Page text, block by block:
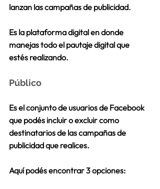
lanzan las campañas de publicidad.
Es la plataforma digital en donde
manejas todo el pautaje digital que
estés realizando.
Público
Es el conjunto de usuarios de Facebook
que podés incluir o excluir como
destinatarios de las campañas de
publicidad que realices.
Aquí podés encontrar 3 opciones: